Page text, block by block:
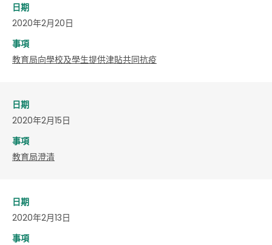
日期
2020年2月20日
事項
教育局向學校及學生提供津貼共同抗疫
日期
2020年2月15日
事項
教育局澄清
日期
2020年2月13日
事項